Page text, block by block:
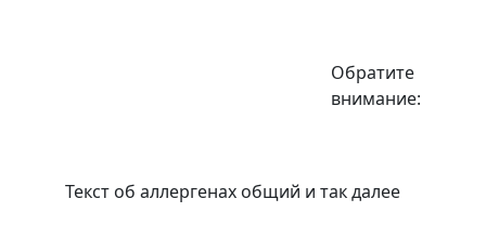
Обратите
внимание:
Текст об аллергенах общий и так далее